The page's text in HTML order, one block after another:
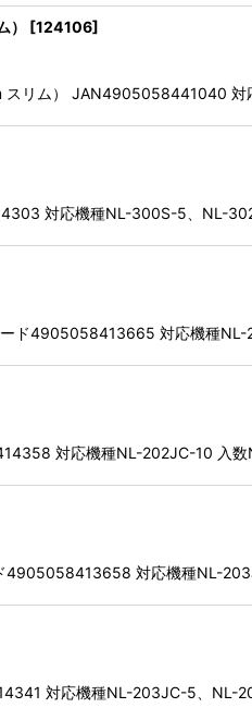
[124106]
リム） JAN4905058441040
対応機種NL-300S-5、NL-
ド4905058413665 対応機種
対応機種NL-202JC-10 入
4905058413658 対応機種NL-
対応機種NL-203JC-5、NL-